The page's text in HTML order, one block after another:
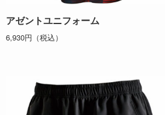
アゼントユニフォーム
6,930円（税込）